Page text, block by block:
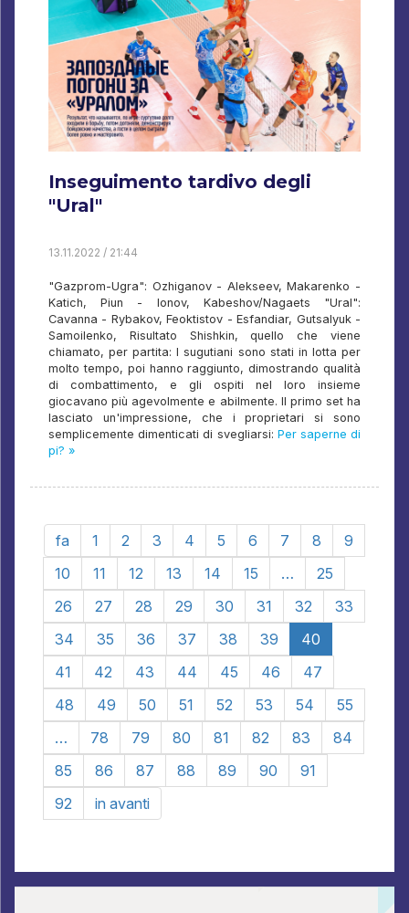
Inseguimento tardivo degli
"Ural"
13.11.2022 / 21:44
"Gazprom-Ugra": Ozhiganov - Alekseev, Makarenko -
Katich, Piun - Ionov, Kabeshov/Nagaets "Ural":
Cavanna - Rybakov, Feoktistov - Esfandiar, Gutsalyuk -
Samoilenko, Risultato Shishkin, quello che viene
chiamato, per partita: I sugutiani sono stati in lotta per
molto tempo, poi hanno raggiunto, dimostrando qualità
di combattimento, e gli ospiti nel loro insieme
giocavano più agevolmente e abilmente. Il primo set ha
lasciato un'impressione, che i proprietari si sono
semplicemente dimenticati di svegliarsi: Per saperne di
pi? »
fa 1 2 3 4 5 6 7 8
9
10
11 12 13 14 15 …
25
26
27 28 29 30 31 32
33
34
35 36 37 38 39
40
41
42 43 44 45 46
47
48
49 50 51 52 53 54
55
…
78 79 80 81 82 83
84
85
86 87 88 89 90
91
92
in avanti